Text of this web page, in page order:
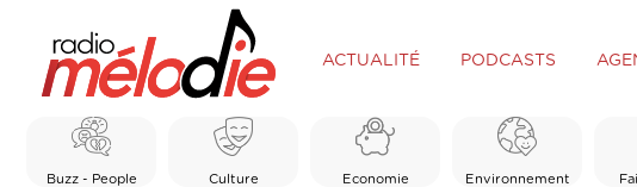
ACTUALITÉ PODCASTS
Buzz - People Culture Economie Environnement